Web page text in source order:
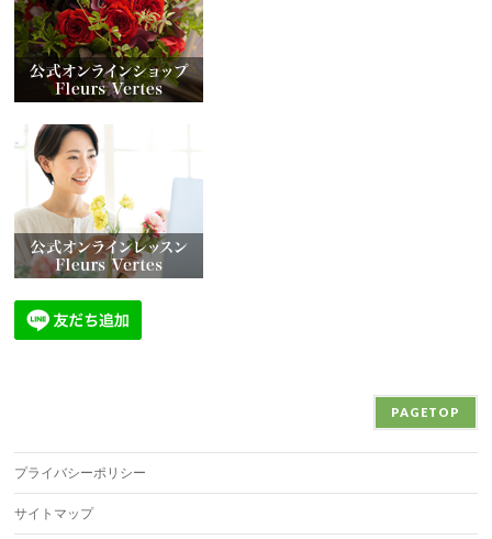
PAGETOP
プライバシーポリシー
サイトマップ